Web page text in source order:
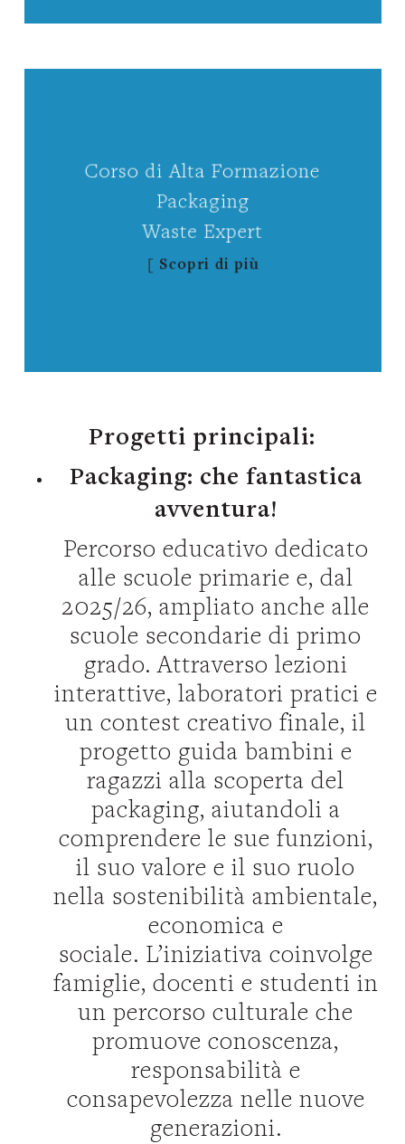
Corso di Alta Formazione
Packaging
Waste Expert
[ Scopri di più
Progetti principali:
Packaging: che fantastica
avventura!
Percorso educativo dedicato
alle scuole primarie e, dal
2025/26, ampliato anche alle
scuole secondarie di primo
grado. Attraverso lezioni
interattive, laboratori pratici e
un contest creativo finale, il
progetto guida bambini e
ragazzi alla scoperta del
packaging, aiutandoli a
comprendere le sue funzioni,
il suo valore e il suo ruolo
nella sostenibilità ambientale,
economica e
sociale. L’iniziativa coinvolge
famiglie, docenti e studenti in
un percorso culturale che
promuove conoscenza,
responsabilità e
consapevolezza nelle nuove
generazioni.